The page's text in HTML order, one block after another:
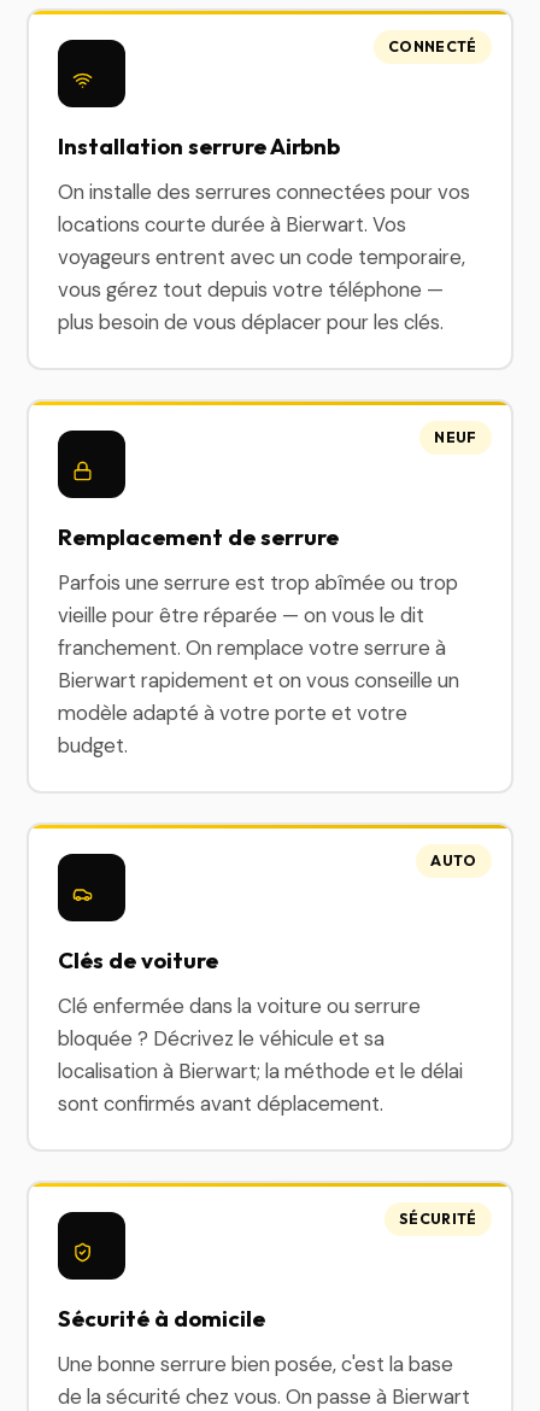
Installation serrure Airbnb
On installe des serrures connectées pour vos
locations courte durée à Bierwart. Vos
voyageurs entrent avec un code temporaire,
vous gérez tout depuis votre téléphone —
plus besoin de vous déplacer pour les clés.
CONNECTÉ
Remplacement de serrure
Parfois une serrure est trop abîmée ou trop
vieille pour être réparée — on vous le dit
franchement. On remplace votre serrure à
Bierwart rapidement et on vous conseille un
modèle adapté à votre porte et votre
budget.
NEUF
Clés de voiture
Clé enfermée dans la voiture ou serrure
bloquée ? Décrivez le véhicule et sa
localisation à Bierwart; la méthode et le délai
sont confirmés avant déplacement.
AUTO
Sécurité à domicile
Une bonne serrure bien posée, c'est la base
de la sécurité chez vous. On passe à Bierwart
SÉCURITÉ